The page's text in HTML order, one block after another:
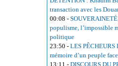
transaction avec les
00:08 -
populisme, l’impossible
politique
23:50 - LES PÊCHEURS
mémoire d’un peuple
13:11 - DISCOURS DU